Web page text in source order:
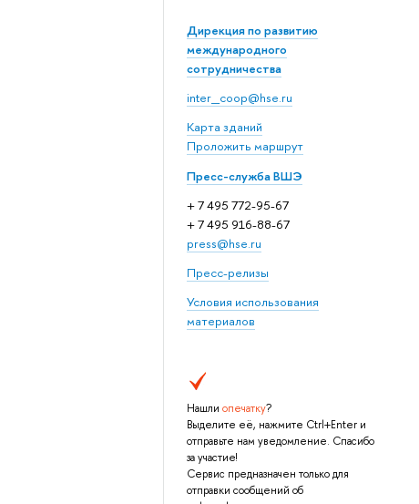
Дирекция по развитию
международного
сотрудничества
inter_coop@hse.ru
Карта зданий
Проложить маршрут
Пресс-служба ВШЭ
+ 7 495 772-95-67
+ 7 495 916-88-67
press@hse.ru
Пресс-релизы
Условия использования
материалов
Нашли опечатку?
Выделите её, нажмите Ctrl+Enter и
отправьте нам уведомление. Спасибо
за участие!
Сервис предназначен только для
отправки сообщений об